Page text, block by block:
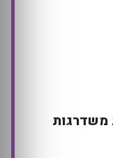
משדרגות